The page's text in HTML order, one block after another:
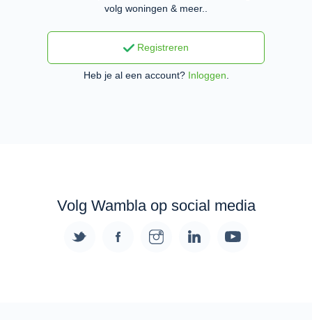
volg woningen & meer..
Registreren
Heb je al een account? Inloggen
Volg Wambla op social media